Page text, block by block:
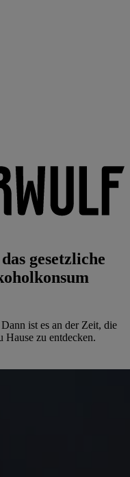
gesetzliche
ist es an der Zeit, die
Hause zu entdecken.